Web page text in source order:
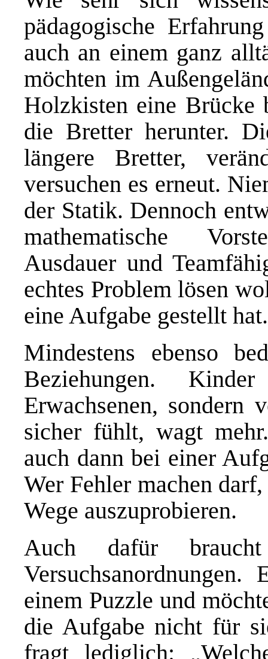
pädagogische
auch an einem ganz
möchten im
Holzkisten eine Brücke
die Bretter herunter.
längere Bretter,
versuchen es erneut.
der Statik. Dennoch
mathematische
Ausdauer und
echtes Problem lösen
eine Aufgabe gestellt hat.
Mindestens ebenso
Beziehungen.
Erwachsenen, sondern
sicher fühlt, wagt
auch dann bei einer
Wer Fehler machen
Wege auszuprobieren.
Auch dafür
einem Puzzle und
die Aufgabe nicht für
fragt lediglich: